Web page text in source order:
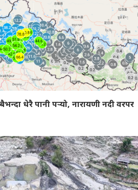
धेरै पानी पर्‍यो, नारायणी नदी वरपर